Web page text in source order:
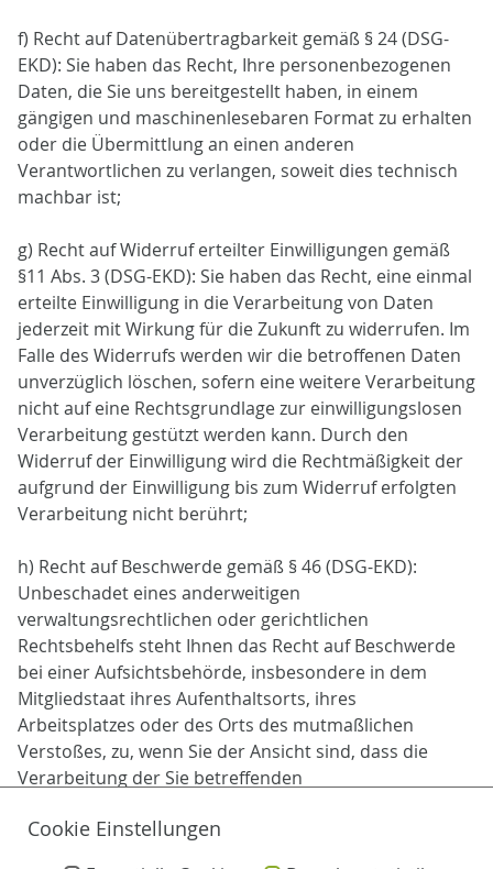
f) Recht auf Datenübertragbarkeit gemäß § 24 (DSG-
EKD): Sie haben das Recht, Ihre personenbezogenen
Daten, die Sie uns bereitgestellt haben, in einem
gängigen und maschinenlesebaren Format zu erhalten
oder die Übermittlung an einen anderen
Verantwortlichen zu verlangen, soweit dies technisch
machbar ist;
g) Recht auf Widerruf erteilter Einwilligungen gemäß
§11 Abs. 3 (DSG-EKD): Sie haben das Recht, eine einmal
erteilte Einwilligung in die Verarbeitung von Daten
jederzeit mit Wirkung für die Zukunft zu widerrufen. Im
Falle des Widerrufs werden wir die betroffenen Daten
unverzüglich löschen, sofern eine weitere Verarbeitung
nicht auf eine Rechtsgrundlage zur einwilligungslosen
Verarbeitung gestützt werden kann. Durch den
Widerruf der Einwilligung wird die Rechtmäßigkeit der
aufgrund der Einwilligung bis zum Widerruf erfolgten
Verarbeitung nicht berührt;
h) Recht auf Beschwerde gemäß § 46 (DSG-EKD):
Unbeschadet eines anderweitigen
verwaltungsrechtlichen oder gerichtlichen
Rechtsbehelfs steht Ihnen das Recht auf Beschwerde
bei einer Aufsichtsbehörde, insbesondere in dem
Mitgliedstaat ihres Aufenthaltsorts, ihres
Arbeitsplatzes oder des Orts des mutmaßlichen
Verstoßes, zu, wenn Sie der Ansicht sind, dass die
Verarbeitung der Sie betreffenden
Die Aufsichtsbehörde, bei der die Beschwerde
Cookie Einstellungen